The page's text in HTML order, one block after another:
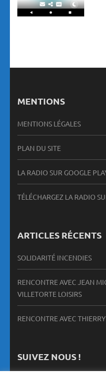
MENTIONS
MENTIONS LÉGALES
PLAN DU SITE
LA RADIO SUR GOOGLE
TÉLÉCHARGEZ LA RADIO
ARTICLES RÉCENTS
SOLIDARITÉ INCENDIES
RENCONTRE AVEC JEAN
VILLETORTE LOISIRS
RENCONTRE AVEC
SUIVEZ NOUS !